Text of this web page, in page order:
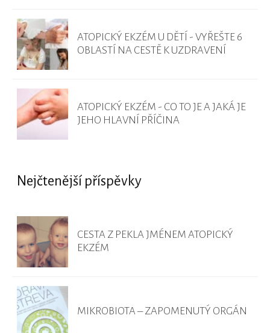
ATOPICKÝ EKZÉM U DĚTÍ - VYŘEŠTE 6
OBLASTÍ NA CESTĚ K UZDRAVENÍ
ATOPICKÝ EKZÉM - CO TO JE A JAKÁ JE
JEHO HLAVNÍ PŘÍČINA
Nejčtenější příspěvky
CESTA Z PEKLA JMÉNEM ATOPICKÝ
EKZÉM
MIKROBIOTA – ZAPOMENUTÝ ORGÁN